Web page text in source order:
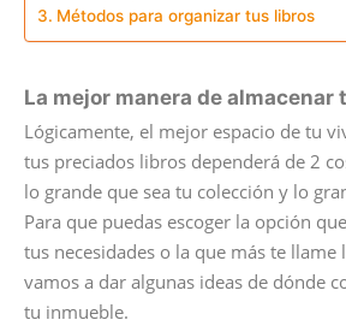
Métodos para organizar tus libros
La mejor manera de almacenar
Lógicamente, el mejor espacio de tu
tus preciados libros dependerá de 2
lo grande que sea tu colección y lo
Para que puedas escoger la opción
tus necesidades o la que más te llame
vamos a dar algunas ideas de dónde
tu inmueble.